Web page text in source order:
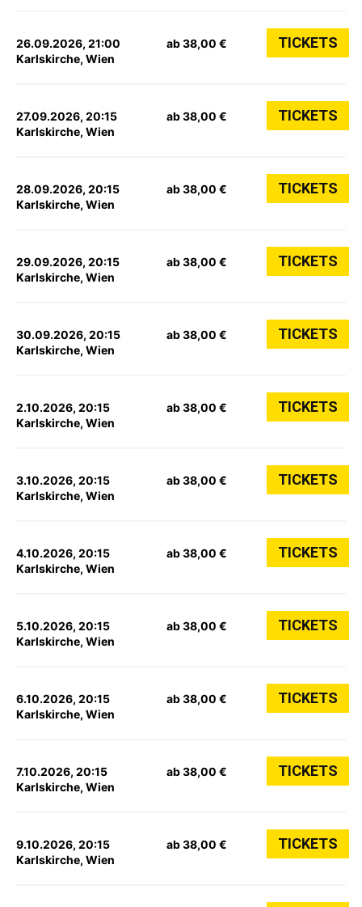
26.09.2026, 21:00
Karlskirche, Wien
ab 38,00 € TICKETS
27.09.2026, 20:15
Karlskirche, Wien
ab 38,00 € TICKETS
28.09.2026, 20:15
Karlskirche, Wien
ab 38,00 € TICKETS
29.09.2026, 20:15
Karlskirche, Wien
ab 38,00 € TICKETS
30.09.2026, 20:15
Karlskirche, Wien
ab 38,00 € TICKETS
2.10.2026, 20:15
Karlskirche, Wien
ab 38,00 € TICKETS
3.10.2026, 20:15
Karlskirche, Wien
ab 38,00 € TICKETS
4.10.2026, 20:15
Karlskirche, Wien
ab 38,00 € TICKETS
5.10.2026, 20:15
Karlskirche, Wien
ab 38,00 € TICKETS
6.10.2026, 20:15
Karlskirche, Wien
ab 38,00 € TICKETS
7.10.2026, 20:15
Karlskirche, Wien
ab 38,00 € TICKETS
9.10.2026, 20:15
Karlskirche, Wien
ab 38,00 € TICKETS